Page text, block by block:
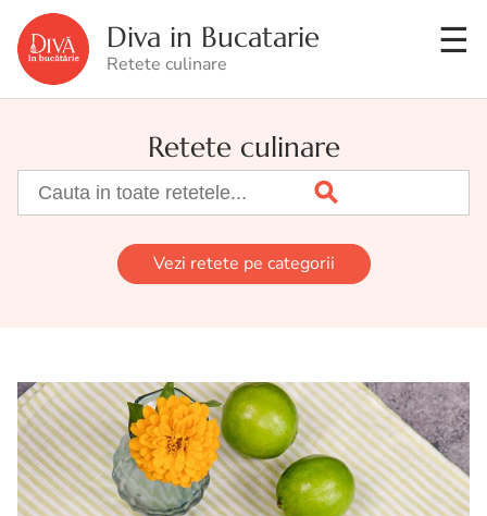
Diva in Bucatarie
Retete culinare
Retete culinare
Vezi retete pe categorii